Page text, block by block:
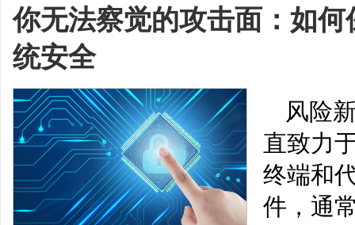
你无法察觉的攻击面：如
统安全
风险
直致力
终端和
件，通